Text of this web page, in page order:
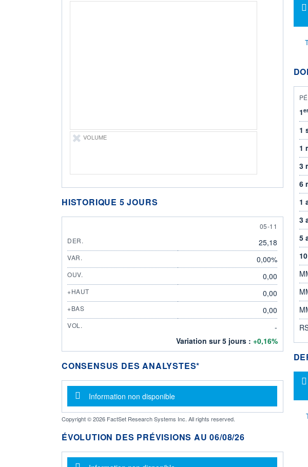
VOLUME
HISTORIQUE 5 JOURS
5 NOVEMBER
05-11
DER.
25,18
VAR. 0,00%
OUV. 0,00
+HAUT 0,00
+BAS 0,00
VOL.
-
Variation sur 5 jours : +0,16%
CONSENSUS DES ANALYSTES*
Message d'information
Information non disponible
Copyright © 2026 FactSet Research Systems Inc. All rights reserved.
ÉVOLUTION DES PRÉVISIONS AU 06/08/26
1er
1
1
3
6
1
3
5